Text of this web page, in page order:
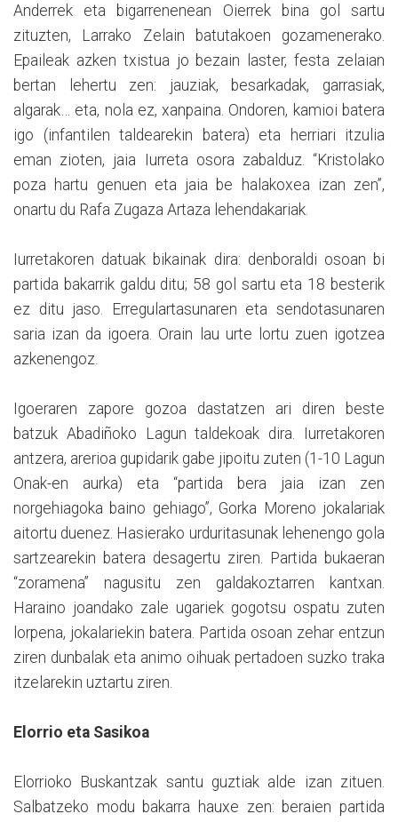
Anderrek eta bigarrenenean Oierrek bina gol sartu
zituzten, Larrako Zelain batutakoen gozamenerako.
Epaileak azken txistua jo bezain laster, festa zelaian
bertan lehertu zen: jauziak, besarkadak, garrasiak,
algarak… eta, nola ez, xanpaina. Ondoren, kamioi batera
igo (infantilen taldearekin batera) eta herriari itzulia
eman zioten, jaia Iurreta osora zabalduz. “Kristolako
poza hartu genuen eta jaia be halakoxea izan zen”,
onartu du Rafa Zugaza Artaza lehendakariak.
Iurretakoren datuak bikainak dira: denboraldi osoan bi
partida bakarrik galdu ditu; 58 gol sartu eta 18 besterik
ez ditu jaso. Erregulartasunaren eta sendotasunaren
saria izan da igoera. Orain lau urte lortu zuen igotzea
azkenengoz.
Igoeraren zapore gozoa dastatzen ari diren beste
batzuk Abadiñoko Lagun taldekoak dira. Iurretakoren
antzera, arerioa gupidarik gabe jipoitu zuten (1-10 Lagun
Onak-en aurka) eta “partida bera jaia izan zen
norgehiagoka baino gehiago”, Gorka Moreno jokalariak
aitortu duenez. Hasierako urduritasunak lehenengo gola
sartzearekin batera desagertu ziren. Partida bukaeran
“zoramena” nagusitu zen galdakoztarren kantxan.
Haraino joandako zale ugariek gogotsu ospatu zuten
lorpena, jokalariekin batera. Partida osoan zehar entzun
ziren dunbalak eta animo oihuak pertadoen suzko traka
itzelarekin uztartu ziren.
Elorrio eta Sasikoa
Elorrioko Buskantzak santu guztiak alde izan zituen.
Salbatzeko modu bakarra hauxe zen: beraien partida